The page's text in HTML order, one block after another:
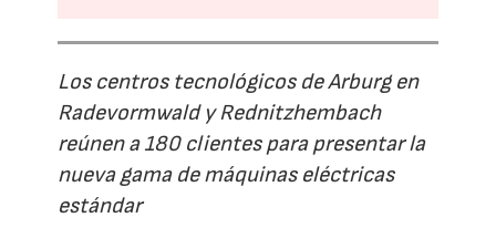
Los centros tecnológicos de Arburg en
Radevormwald y Rednitzhembach
reúnen a 180 clientes para presentar la
nueva gama de máquinas eléctricas
estándar